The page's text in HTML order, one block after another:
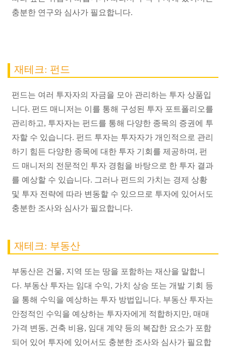
충분한 연구와 심사가 필요합니다.
재테크: 펀드
펀드는 여러 투자자의 자금을 모아 관리하는 투자 상품입
니다. 펀드 매니저는 이를 통해 구성된 투자 포트폴리오를
관리하고, 투자자는 펀드를 통해 다양한 종목의 증권에 투
자할 수 있습니다. 펀드 투자는 투자자가 개인적으로 관리
하기 힘든 다양한 종목에 대한 투자 기회를 제공하며, 펀
드 매니저의 전문적인 투자 경험을 바탕으로 한 투자 결과
를 예상할 수 있습니다. 그러나 펀드의 가치는 경제 상황
및 투자 전략에 따라 변동할 수 있으므로 투자에 있어서도
충분한 조사와 심사가 필요합니다.
재테크: 부동산
부동산은 건물, 지역 또는 땅을 포함하는 재산을 말합니
다. 부동산 투자는 임대 수익, 가치 상승 또는 개발 기회 등
을 통해 수익을 예상하는 투자 방법입니다. 부동산 투자는
안정적인 수익을 예상하는 투자자에게 적합하지만, 매매
가격 변동, 건축 비용, 임대 계약 등의 복잡한 요소가 포함
되어 있어 투자에 있어서도 충분한 조사와 심사가 필요합